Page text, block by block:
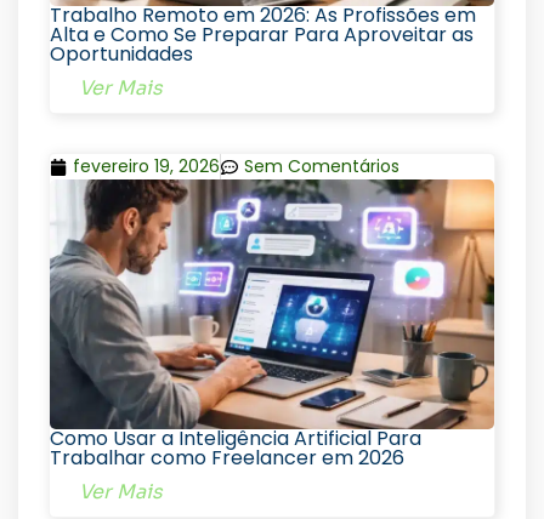
Trabalho Remoto em 2026: As Profissões em
Alta e Como Se Preparar Para Aproveitar as
Oportunidades
Ver Mais
fevereiro 19, 2026 Sem Comentários
Como Usar a Inteligência Artificial Para
Trabalhar como Freelancer em 2026
Ver Mais